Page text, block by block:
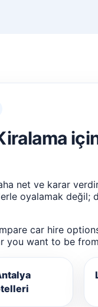
net ve karar
oyalamak
car hire
you want to be